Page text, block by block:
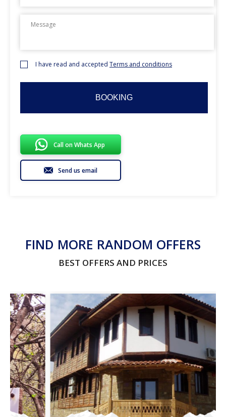
I have read and accepted Terms and conditions
Call on Whats App
Send us email
FIND MORE RANDOM OFFERS
BEST OFFERS AND PRICES